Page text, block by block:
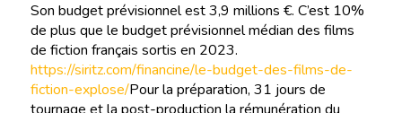
Son budget prévisionnel est 3,9 millions €. C’est 10%
de plus que le budget prévisionnel médian des films
de fiction français sortis en 2023.
https://siritz.com/financine/le-budget-des-films-de-
fiction-explose/Pour la préparation, 31 jours de